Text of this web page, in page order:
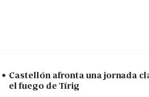
Castellón afronta una jornada
el fuego de Tírig